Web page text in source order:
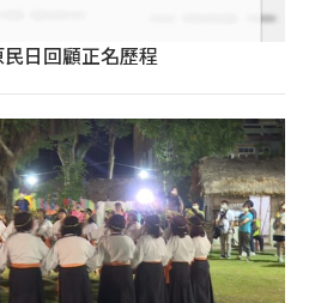
日回顧正名歷程